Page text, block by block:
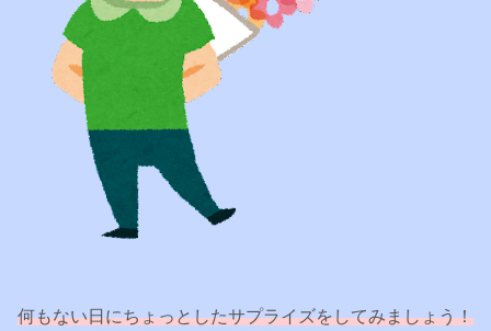
何もない日にちょっとしたサプライズをしてみましょう！